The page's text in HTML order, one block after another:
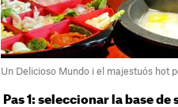
Un Delicioso Mundo i el majestuós hot
Pas 1: seleccionar la base de